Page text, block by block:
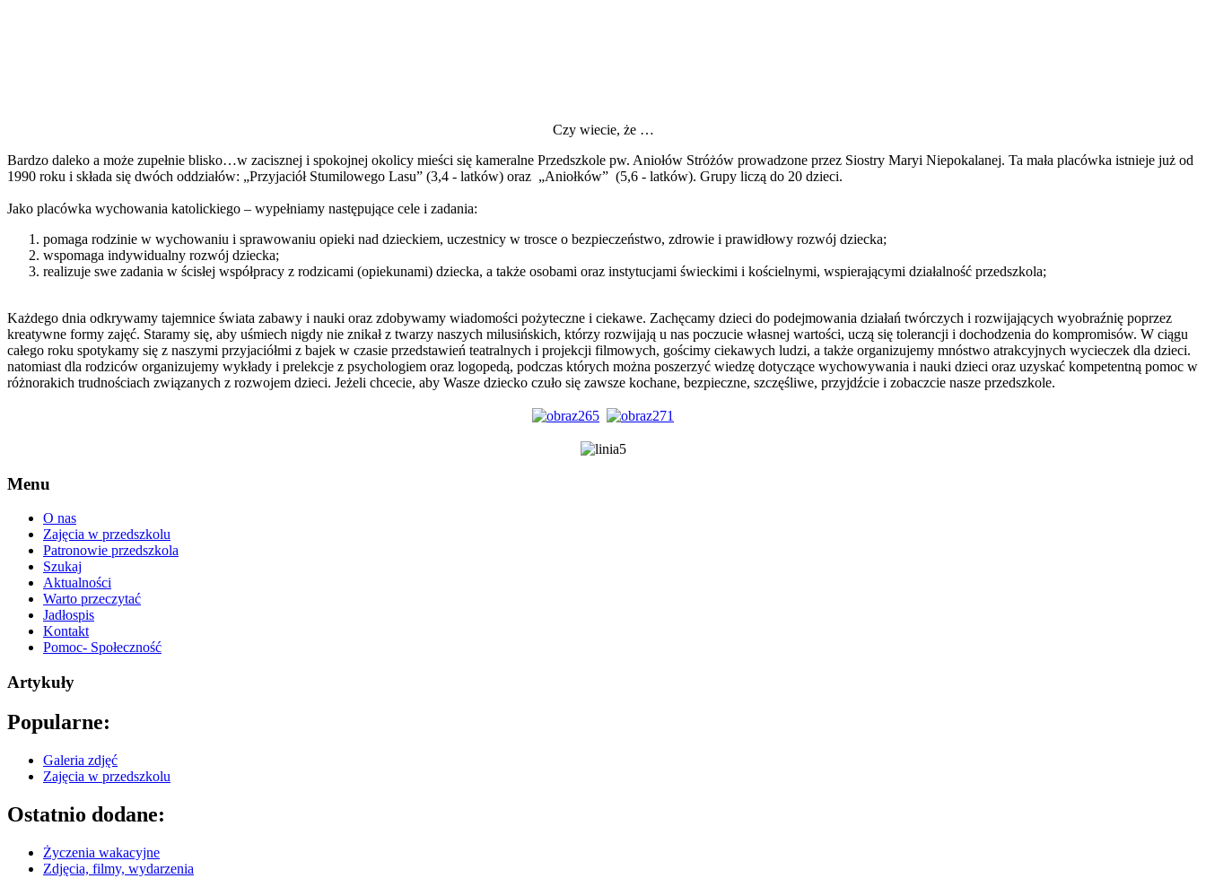
Czy wiecie, że …
Bardzo daleko a może zupełnie blisko…w zacisznej i spokojnej okolicy mieści się kameralne Przedszkole pw. Aniołów Stróżów prowadzone przez Siostry Maryi Niepokalanej. Ta mała placówka istnieje już od
1990 roku i składa się dwóch oddziałów: „Przyjaciół Stumilowego Lasu” (3,4 - latków) oraz „Aniołków” (5,6 - latków). Grupy liczą do 20 dzieci.
Jako placówka wychowania katolickiego – wypełniamy następujące cele i zadania:
pomaga rodzinie w wychowaniu i sprawowaniu opieki nad dzieckiem, uczestnicy w trosce o bezpieczeństwo, zdrowie i prawidłowy rozwój dziecka;
wspomaga indywidualny rozwój dziecka;
realizuje swe zadania w ścisłej współpracy z rodzicami (opiekunami) dziecka, a także osobami oraz instytucjami świeckimi i kościelnymi, wspierającymi działalność przedszkola;
Każdego dnia odkrywamy tajemnice świata zabawy i nauki oraz zdobywamy wiadomości pożyteczne i ciekawe. Zachęcamy dzieci do podejmowania działań twórczych i rozwijających wyobraźnię poprzez
kreatywne formy zajęć. Staramy się, aby uśmiech nigdy nie znikał z twarzy naszych milusińskich, którzy rozwijają u nas poczucie własnej wartości, uczą się tolerancji i dochodzenia do kompromisów. W ciągu
całego roku spotykamy się z naszymi przyjaciółmi z bajek w czasie przedstawień teatralnych i projekcji filmowych, gościmy ciekawych ludzi, a także organizujemy mnóstwo atrakcyjnych wycieczek dla dzieci.
natomiast dla rodziców organizujemy wykłady i prelekcje z psychologiem oraz logopedą, podczas których można poszerzyć wiedzę dotyczące wychowywania i nauki dzieci oraz uzyskać kompetentną pomoc w
różnorakich trudnościach związanych z rozwojem dzieci. Jeżeli chcecie, aby Wasze dziecko czuło się zawsze kochane, bezpieczne, szczęśliwe, przyjdźcie i zobaczcie nasze przedszkole.
Menu
O nas
Zajęcia w przedszkolu
Patronowie przedszkola
Szukaj
Aktualności
Warto przeczytać
Jadłospis
Kontakt
Pomoc- Społeczność
Artykuły
Popularne:
Galeria zdjęć
Zajęcia w przedszkolu
Ostatnio dodane:
Życzenia wakacyjne
Zdjęcia, filmy, wydarzenia